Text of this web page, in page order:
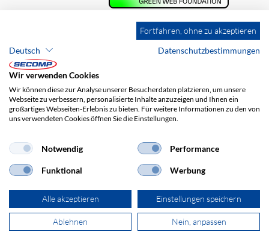
Brands Impressum
AGB
Haftungsausschluss
Versandkosten
© 2026 SECOMP AG. Alle Rechte vorbehalten.
Fortfahren, ohne zu akzeptieren
Deutsch
Datenschutzbestimmungen
Wir verwenden Cookies
Wir können diese zur Analyse unserer Besucherdaten platzieren, um unsere
Webseite zu verbessern, personalisierte Inhalte anzuzeigen und Ihnen ein
großartiges Webseiten-Erlebnis zu bieten. Für weitere Informationen zu den von
uns verwendeten Cookies öffnen Sie die Einstellungen.
Notwendig Performance
Funktional Werbung
Alle akzeptieren Einstellungen speichern
Ablehnen Nein, anpassen